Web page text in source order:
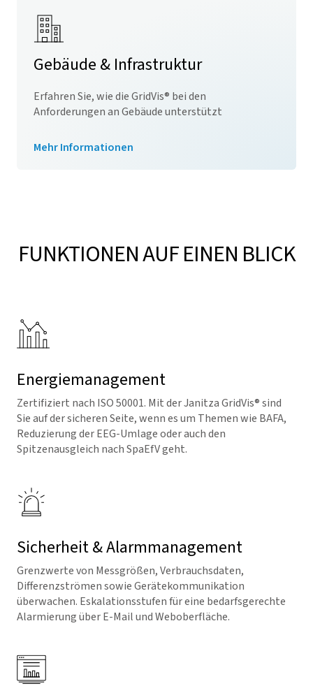
Gebäude & Infrastruktur
Erfahren Sie, wie dieGridVis® bei den
Anforderungen an Gebäude unterstützt
Mehr Informationen
FUNKTIONEN AUF EINEN BLICK
Energiemanagement
Zertifiziert nach ISO 50001. Mit der JanitzaGridVis® sind
Sie auf der sicheren Seite, wenn es um Themen wie BAFA,
Reduzierung der EEG-Umlage oder auch den
Spitzenausgleich nach SpaEfV geht.
Sicherheit & Alarmmanagement
Grenzwerte von Messgrößen, Verbrauchsdaten,
Differenzströ­men sowie Gerätekommunika­tion
überwachen. Eskalations­stufen für eine bedarfsgerechte
Alarmierung über E-Mail und Weboberfläche.